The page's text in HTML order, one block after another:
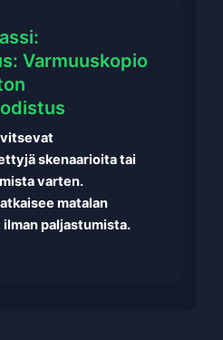
Varmuuskopio
skenaarioita tai
varten.
matalan
paljastumista.